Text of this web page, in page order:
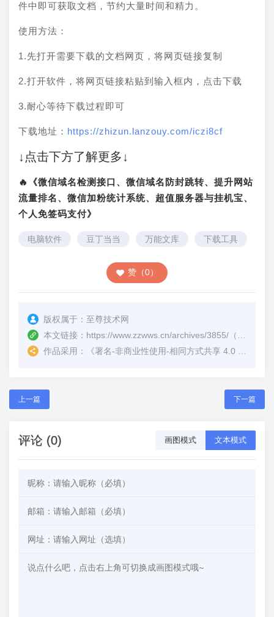
件中即可获取文档，节约大量时间和精力。
使用方法：
1.先打开需要下载的文档网页，将网页链接复制
2.打开软件，将网页链接粘贴到输入框内，点击下载
3.耐心等待下载过程即可
下载地址： https://zhizun.lanzouy.com/iczi8cf
↓点击下方了解更多↓
🔥《微信域名检测接口、微信域名防封跳转、提升网站
流量排名、微信加粉统计系统、超值服务器与挂机宝、
个人免签码支付》
电脑软件 豆丁当当 万能文库 下载工具
赞（0）
版权属于： 至尊技术网
本文链接： https://www.zzwws.cn/archives/3855/ （转载时请注明本文出处及文章链接）
作品采用：
《署名-非商业性使用-相同方式共享 4.0 国际 (CC BY-NC-SA 4.0)
上一篇 下一篇
评论 (0) 画图模式 文本模式